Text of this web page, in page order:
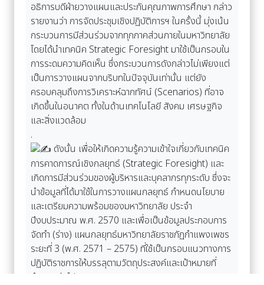
อธิการบดีฝ่ายวางแผนและประกันคุณภาพการศึกษา กล่าว
รายงานว่า การจัดประชุมเชิงปฏิบัติการฯ ในครั้งนี้ มุ่งเน้น
กระบวนการมีส่วนร่วมจากทุกภาคส่วนภายในมหาวิทยาลัย
โดยได้นำเทคนิค Strategic Foresight มาใช้เป็นกรอบใน
การระดมความคิดเห็น ซึ่งกระบวนการดังกล่าวไม่เพียงแต่
เป็นการวางแผนจากบริบทในปัจจุบันเท่านั้น แต่ยัง
ครอบคลุมถึงการวิเคราะห์ฉากทัศน์ (Scenarios) ที่อาจ
เกิดขึ้นในอนาคต ทั้งในด้านเทคโนโลยี สังคม เศรษฐกิจ
และสิ่งแวดล้อม
.
ดังนั้น เพื่อให้เกิดความรู้ความเข้าใจเกี่ยวกับเทคนิค
การคาดการณ์เชิงกลยุทธ์ (Strategic Foresight) และ
เกิดการมีส่วนร่วมของผู้บริหารและบุคลากรทุกระดับ ซึ่งจะ
นำข้อมูลที่ได้มาใช้ในการวางแผนกลยุทธ์ กำหนดนโยบาย
และเตรียมความพร้อมของมหาวิทยาลัย ประจำ
ปีงบประมาณ พ.ศ. 2570 และเพื่อเป็นข้อมูลประกอบการ
จัดทำ (ร่าง) แผนกลยุทธ์มหาวิทยาลัยราชภัฏกำแพงเพชร
ระยะที่ 3 (พ.ศ. 2571 – 2575) ที่ใช้เป็นกรอบแนวทางการ
ปฏิบัติราชการให้บรรลุตามวัตถุประสงค์และเป้าหมายที่
กำหนดต่อไป